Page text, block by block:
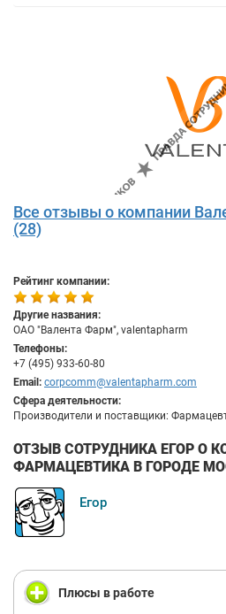
Все отзывы о компании
(28)
Рейтинг компании:
Другие названия:
ОАО "Валента Фарм", valentapharm
Телефоны:
+7 (495) 933-60-80
Email: corpcomm@valentapharm.com
Сфера деятельности:
Производители и поставщики:
ОТЗЫВ СОТРУДНИКА ЕГОР О
ФАРМАЦЕВТИКА В ГОРОДЕ
Егор
Плюсы в работе